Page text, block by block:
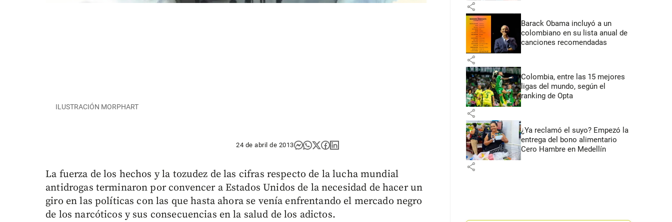
ILUSTRACIÓN MORPHART
24 de abril de 2013
La fuerza de los hechos y la tozudez de las cifras respecto de la lucha mundial
antidrogas terminaron por convencer a Estados Unidos de la necesidad de hacer un
giro en las políticas con las que hasta ahora se venía enfrentando el mercado negro
de los narcóticos y sus consecuencias en la salud de los adictos.
share
Barack Obama incluyó a un
colombiano en su lista anual de
canciones recomendadas
share
Colombia, entre las 15 mejores
ligas del mundo, según el
ranking de Opta
share
¿Ya reclamó el suyo? Empezó la
entrega del bono alimentario
Cero Hambre en Medellín
share